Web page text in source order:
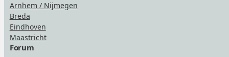
Arnhem / Nijmegen
Breda
Eindhoven
Maastricht
Forum